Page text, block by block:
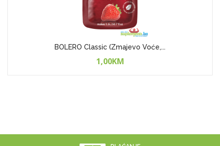
BOLERO Classic (Zmajevo Voće,...
1,00KM